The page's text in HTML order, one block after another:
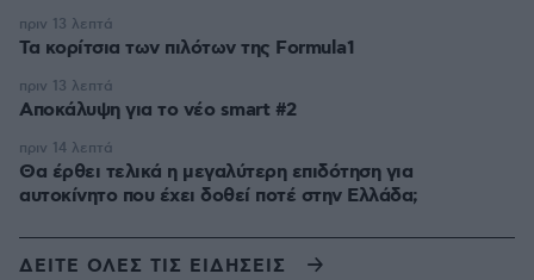
Τα κορίτσια των πιλότων της Formula1
πριν 13 λεπτά
Αποκάλυψη για το νέο smart #2
πριν 13 λεπτά
Θα έρθει τελικά η μεγαλύτερη επιδότηση για
αυτοκίνητο που έχει δοθεί ποτέ στην Ελλάδα;
πριν 14 λεπτά
ΔΕΙΤΕ ΟΛΕΣ ΤΙΣ ΕΙΔΗΣΕΙΣ